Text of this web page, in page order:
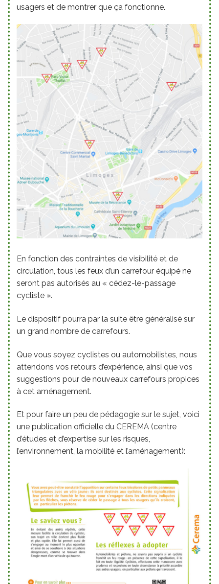
usagers et de montrer que ça fonctionne.
En fonction des contraintes de visibilité et de
circulation, tous les feux d’un carrefour équipé ne
seront pas autorisés au « cédez-le-passage
cycliste ».
Le dispositif pourra par la suite être généralisé sur
un grand nombre de carrefours.
Que vous soyez cyclistes ou automobilistes, nous
attendons vos retours d’expérience, ainsi que vos
suggestions pour de nouveaux carrefours propices
à cet aménagement.
Et pour faire un peu de pédagogie sur le sujet, voici
une publication officielle du CEREMA (centre
d’études et d’expertise sur les risques,
l’environnement, la mobilité et l’aménagement):